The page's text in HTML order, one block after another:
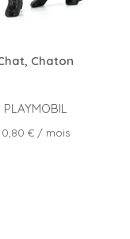
Chaton
PLAYMOBIL
Prix
0,80 €/ mois